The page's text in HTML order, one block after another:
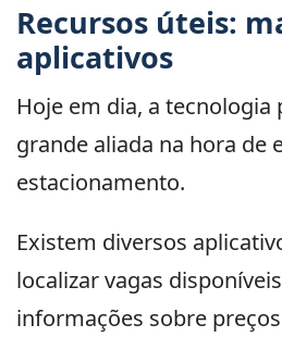
Recursos úteis:
aplicativos
Hoje em dia, a tecnologia
grande aliada na hora de
estacionamento.
Existem diversos
localizar vagas
informações sobre